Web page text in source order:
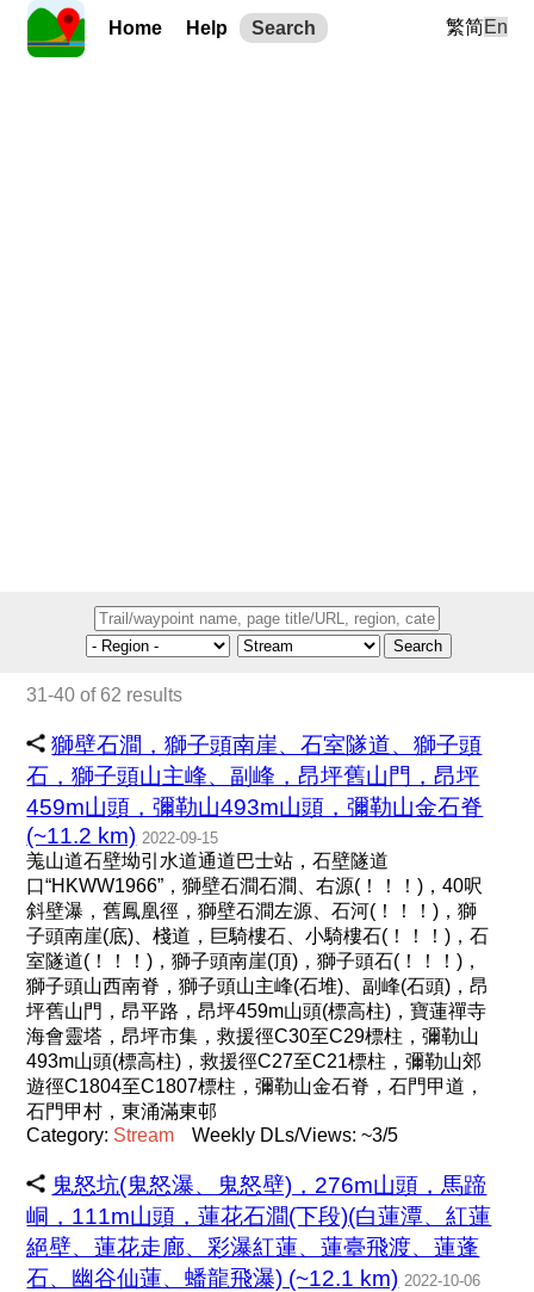
Home Help Search 繁简En
Search
31-40 of 62 results
獅壁石澗，獅子頭南崖、石室隧道、獅子頭
石，獅子頭山主峰、副峰，昂坪舊山門，昂坪
459m山頭，彌勒山493m山頭，彌勒山金石脊
(~11.2 km) 2022-09-15
羗山道石壁坳引水道通道巴士站，石壁隧道
口“HKWW1966”，獅壁石澗石澗、右源(！！！)，40呎
斜壁瀑，舊鳳凰徑，獅壁石澗左源、石河(！！！)，獅
子頭南崖(底)、棧道，巨騎樓石、小騎樓石(！！！)，石
室隧道(！！！)，獅子頭南崖(頂)，獅子頭石(！！！)，
獅子頭山西南脊，獅子頭山主峰(石堆)、副峰(石頭)，昂
坪舊山門，昂平路，昂坪459m山頭(標高柱)，寶蓮禪寺
海會靈塔，昂坪市集，救援徑C30至C29標柱，彌勒山
493m山頭(標高柱)，救援徑C27至C21標柱，彌勒山郊
遊徑C1804至C1807標柱，彌勒山金石脊，石門甲道，
石門甲村，東涌滿東邨
Category: Stream Weekly DLs/Views: ~3/5
鬼怒坑(鬼怒瀑、鬼怒壁)，276m山頭，馬蹄
峒，111m山頭，蓮花石澗(下段)(白蓮潭、紅蓮
絕壁、蓮花走廊、彩瀑紅蓮、蓮臺飛渡、蓮蓬
石、幽谷仙蓮、蟠龍飛瀑) (~12.1 km) 2022-10-06